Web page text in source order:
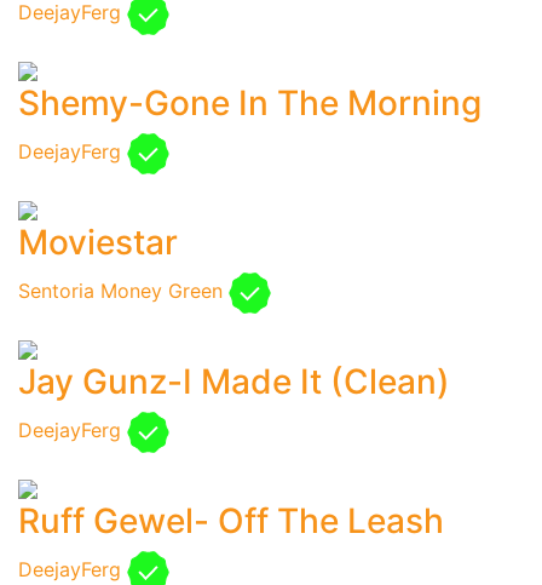
DeejayFerg
Shemy-Gone In The Morning
DeejayFerg
Moviestar
Sentoria Money Green
Jay Gunz-I Made It (Clean)
DeejayFerg
Ruff Gewel- Off The Leash
DeejayFerg